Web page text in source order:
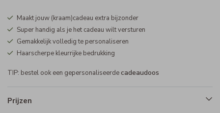
Maakt jouw (kraam)cadeau extra bijzonder
Super handig als je het cadeau wilt versturen
Gemakkelijk volledig te personaliseren
Haarscherpe kleurrijke bedrukking
TIP: bestel ook een gepersonaliseerdecadeaudoos
Prijzen